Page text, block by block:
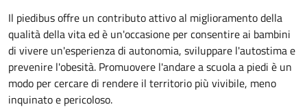
Il piedibus offre un contributo attivo al miglioramento della
qualità della vita ed è un'occasione per consentire ai bambini
di vivere un'esperienza di autonomia, sviluppare l'autostima e
prevenire l'obesità. Promuovere l'andare a scuola a piedi è un
modo per cercare di rendere il territorio più vivibile, meno
inquinato e pericoloso.